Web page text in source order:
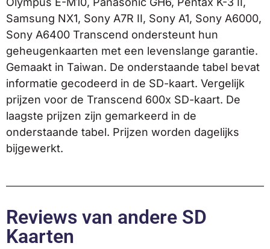
Samsung NX1, Sony A7R II, Sony A1, Sony A6000,
Sony A6400 Transcend ondersteunt hun
geheugenkaarten met een levenslange garantie.
Gemaakt in Taiwan. De onderstaande tabel bevat
informatie gecodeerd in de SD-kaart. Vergelijk
prijzen voor de Transcend 600x SD-kaart. De
laagste prijzen zijn gemarkeerd in de
onderstaande tabel. Prijzen worden dagelijks
bijgewerkt.
Reviews van andere SD
Kaarten